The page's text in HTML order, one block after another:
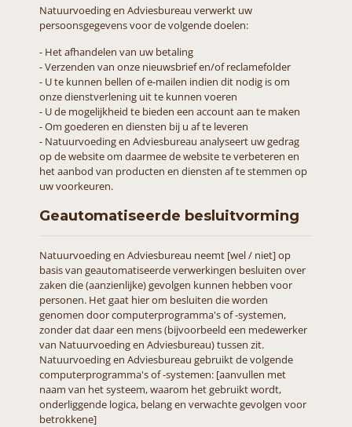
Natuurvoeding en Adviesbureau verwerkt uw
persoonsgegevens voor de volgende doelen:
- Het afhandelen van uw betaling
- Verzenden van onze nieuwsbrief en/of reclamefolder
- U te kunnen bellen of e-mailen indien dit nodig is om
onze dienstverlening uit te kunnen voeren
- U de mogelijkheid te bieden een account aan te maken
- Om goederen en diensten bij u af te leveren
- Natuurvoeding en Adviesbureau analyseert uw gedrag
op de website om daarmee de website te verbeteren en
het aanbod van producten en diensten af te stemmen op
uw voorkeuren.
Geautomatiseerde besluitvorming
Natuurvoeding en Adviesbureau neemt [wel / niet] op
basis van geautomatiseerde verwerkingen besluiten over
zaken die (aanzienlijke) gevolgen kunnen hebben voor
personen. Het gaat hier om besluiten die worden
genomen door computerprogramma's of -systemen,
zonder dat daar een mens (bijvoorbeeld een medewerker
van Natuurvoeding en Adviesbureau) tussen zit.
Natuurvoeding en Adviesbureau gebruikt de volgende
computerprogramma's of -systemen: [aanvullen met
naam van het systeem, waarom het gebruikt wordt,
onderliggende logica, belang en verwachte gevolgen voor
betrokkene]